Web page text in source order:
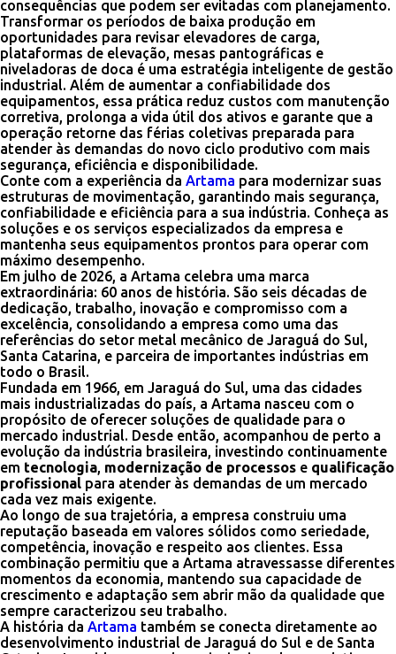
consequências que podem ser evitadas com planejamento.
Transformar os períodos de baixa produção em
oportunidades para revisar elevadores de carga,
plataformas de elevação, mesas pantográficas e
niveladoras de doca é uma estratégia inteligente de gestão
industrial. Além de aumentar a confiabilidade dos
equipamentos, essa prática reduz custos com manutenção
corretiva, prolonga a vida útil dos ativos e garante que a
operação retorne das férias coletivas preparada para
atender às demandas do novo ciclo produtivo com mais
segurança, eficiência e disponibilidade.
Conte com a experiência da Artama para modernizar suas
estruturas de movimentação, garantindo mais segurança,
confiabilidade e eficiência para a sua indústria. Conheça as
soluções e os serviços especializados da empresa e
mantenha seus equipamentos prontos para operar com
máximo desempenho.
Em julho de 2026, a Artama celebra uma marca
extraordinária: 60 anos de história. São seis décadas de
dedicação, trabalho, inovação e compromisso com a
excelência, consolidando a empresa como uma das
referências do setor metal mecânico de Jaraguá do Sul,
Santa Catarina, e parceira de importantes indústrias em
todo o Brasil.
Fundada em 1966, em Jaraguá do Sul, uma das cidades
mais industrializadas do país, a Artama nasceu com o
propósito de oferecer soluções de qualidade para o
mercado industrial. Desde então, acompanhou de perto a
evolução da indústria brasileira, investindo continuamente
em tecnologia, modernização de processos e qualificação
profissional para atender às demandas de um mercado
cada vez mais exigente.
Ao longo de sua trajetória, a empresa construiu uma
reputação baseada em valores sólidos como seriedade,
competência, inovação e respeito aos clientes. Essa
combinação permitiu que a Artama atravessasse diferentes
momentos da economia, mantendo sua capacidade de
crescimento e adaptação sem abrir mão da qualidade que
sempre caracterizou seu trabalho.
A história da Artama também se conecta diretamente ao
desenvolvimento industrial de Jaraguá do Sul e de Santa